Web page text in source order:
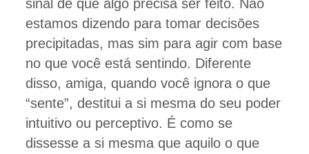
sinal de que algo precisa ser feito. Não
estamos dizendo para tomar decisões
precipitadas, mas sim para agir com base
no que você está sentindo. Diferente
disso, amiga, quando você ignora o que
“sente”, destitui a si mesma do seu poder
intuitivo ou perceptivo. É como se
dissesse a si mesma que aquilo o que